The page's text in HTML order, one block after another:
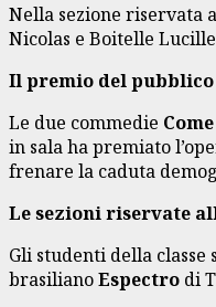
Nella sezione riservata
Nicolas e Boitelle
Il premio del pubblico
Le due commedie
in sala ha premiato
frenare la caduta
Le sezioni riservate
Gli studenti della
brasilianoEspectro di